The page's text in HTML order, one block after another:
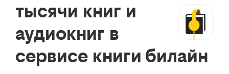
тысячи книг и
аудиокниг в
сервисе книги билайн